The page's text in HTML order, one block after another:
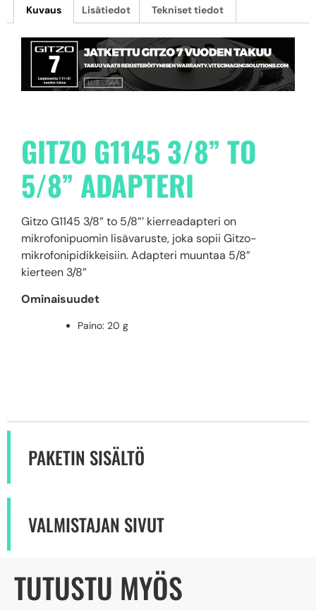
Kuvaus Lisätiedot Tekniset tiedot
GITZO G1145 3/8” TO
5/8” ADAPTERI
Gitzo G1145 3/8” to 5/8”’ kierreadapteri on
mikrofonipuomin lisävaruste, joka sopii Gitzo-
mikrofonipidikkeisiin. Adapteri muuntaa 5/8”
kierteen 3/8”
Ominaisuudet
Paino: 20 g
PAKETIN SISÄLTÖ
VALMISTAJAN SIVUT
TUTUSTU MYÖS